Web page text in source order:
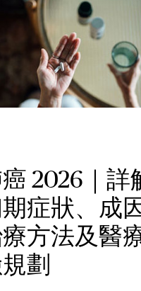
2026｜詳
症狀、成因
方法及醫
劃